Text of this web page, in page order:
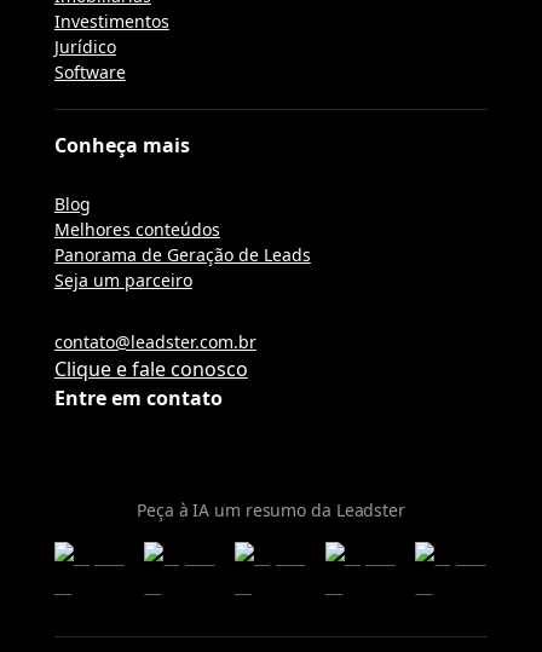
Investimentos
Jurídico
Software
Conheça mais
Blog
Melhores conteúdos
Panorama de Geração de Leads
Seja um parceiro
Entre em contato
contato@leadster.com.br
Clique e fale conosco
Peça à IA um resumo da Leadster